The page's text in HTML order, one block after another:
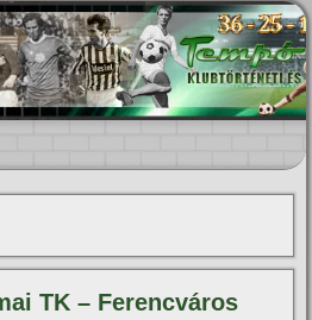
TK – Ferencváros